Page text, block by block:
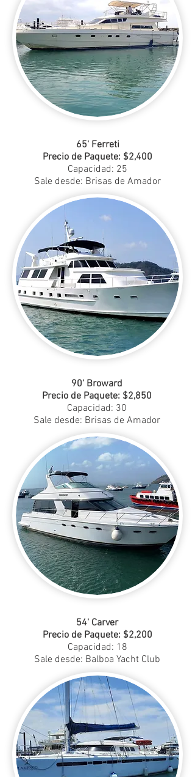
65' Ferreti
Precio de Paquete: $2,400
Capacidad: 25
Sale desde: Brisas de Amador
90' Broward
Precio de Paquete: $2,850
Capacidad: 30
Sale desde: Brisas de Amador
54' Carver
Precio de Paquete: $2,200
Capacidad: 18
Sale desde: Balboa Yacht Club